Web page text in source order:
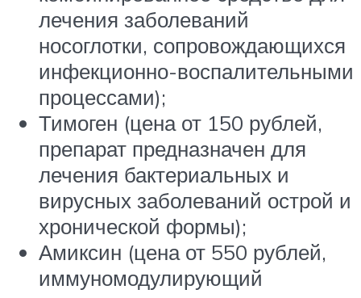
лечения заболеваний
носоглотки, сопровождающихся
инфекционно-воспалительными
процессами);
Тимоген (цена от 150 рублей,
препарат предназначен для
лечения бактериальных и
вирусных заболеваний острой и
хронической формы);
Амиксин (цена от 550 рублей,
иммуномодулирующий